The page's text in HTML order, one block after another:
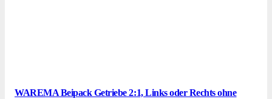
WAREMA Beipack Getriebe 2:1, Links oder Rechts ohne